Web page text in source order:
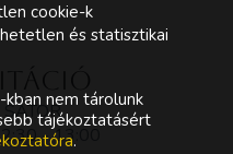
- 13:00
cookie-k
és statisztikai
nem tárolunk
tájékoztatásért
.